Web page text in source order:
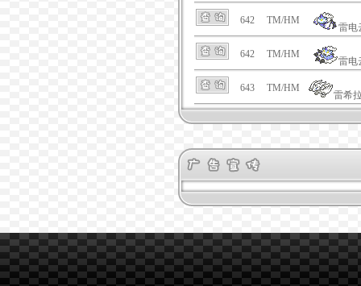
642 TM/HM
雷电
642 TM/HM
雷电
643 TM/HM
雷希